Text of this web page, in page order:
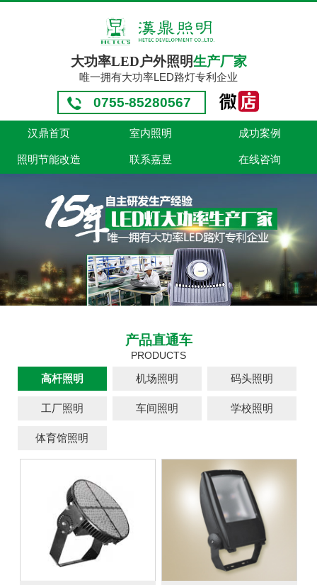
大功率LED户外照明生产厂家
唯一拥有大功率LED路灯专利企业
0755-85280567
汉鼎首页 室内照明 成功案例
照明节能改造 联系嘉昱 在线咨询
产品直通车
PRODUCTS
高杆照明 机场照明 码头照明
工厂照明 车间照明 学校照明
体育馆照明